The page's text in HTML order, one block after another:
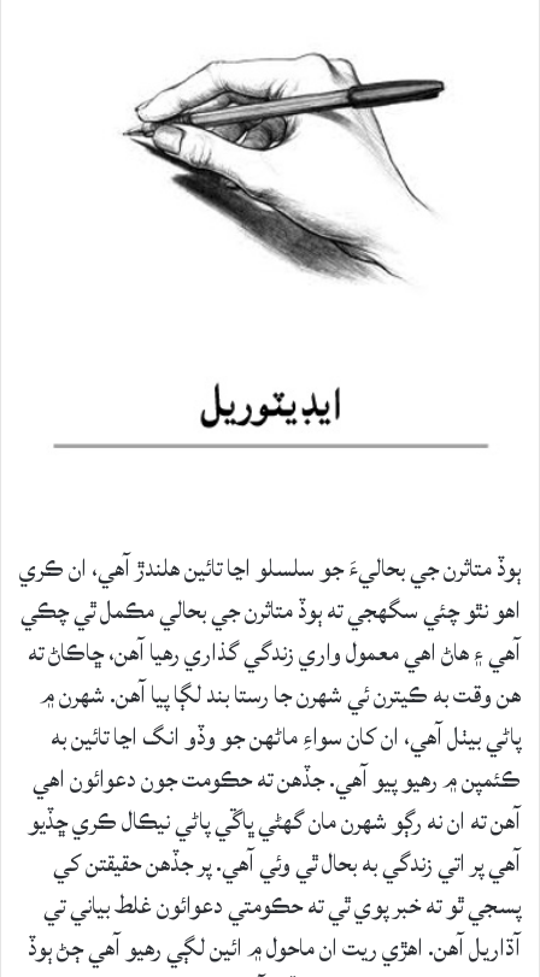
ٻوڏ متاثرن جي بحاليءَ جو سلسلو اڃا تائين هلندڙ آهي، ان ڪري
اهو نٿو چئي سگهجي ته ٻوڏ متاثرن جي بحالي مڪمل ٿي چڪي
آهي ۽ هاڻ اهي معمول واري زندگي گذاري رهيا آهن، ڇاڪاڻ ته
هن وقت به ڪيترن ئي شهرن جا رستا بند لڳا پيا آهن. شهرن ۾
پاڻي بيٺل آهي، ان کان سواءِ ماڻهن جو وڏو انگ اڃا تائين به
ڪئمپن ۾ رهيو پيو آهي. جڏهن ته حڪومت جون دعوائون اهي
آهن ته ان نه رڳو شهرن مان گهڻي ڀاڱي پاڻي نيڪال ڪري ڇڏيو
آهي پر اتي زندگي به بحال ٿي وئي آهي. پر جڏهن حقيقتن کي
پسجي ٿو ته خبر پوي ٿي ته حڪومتي دعوائون غلط بياني تي
آڌاريل آهن. اهڙي ريت ان ماحول ۾ ائين لڳي رهيو آهي ڄڻ ٻوڏ